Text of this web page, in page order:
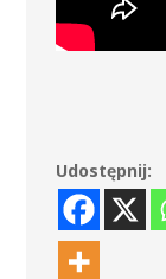
Udostępnij: